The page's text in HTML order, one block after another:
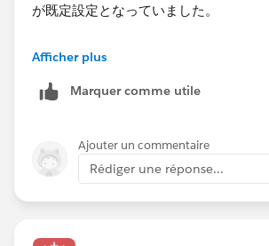
が既定設定となっていました。
何が問題なのか分かりませんでした。
ありがとうございます。
Afficher plus
Marquer comme utile
Ajouter un commentaire
Rédiger une réponse...